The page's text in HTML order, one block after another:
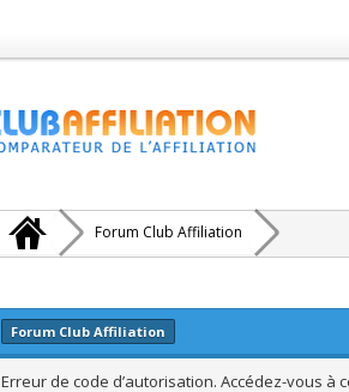
Forum Club Affiliation
Forum Club Affiliation
Erreur de code d’autorisation. Accédez-vous